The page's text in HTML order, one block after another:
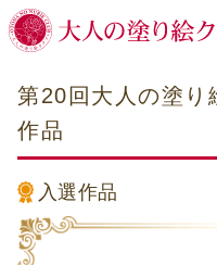
第20回大人の塗り
作品
入選作品